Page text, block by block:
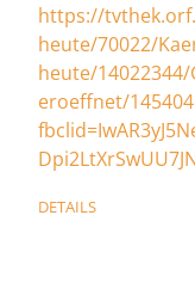
https://
heute/70022/
heute/
eroeffnet/
DETAILS